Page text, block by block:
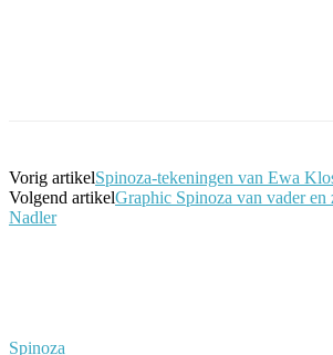
Vorig artikelSpinoza-tekeningen van Ewa
Volgend artikelGraphic Spinoza van vader en
Nadler
Spinoza